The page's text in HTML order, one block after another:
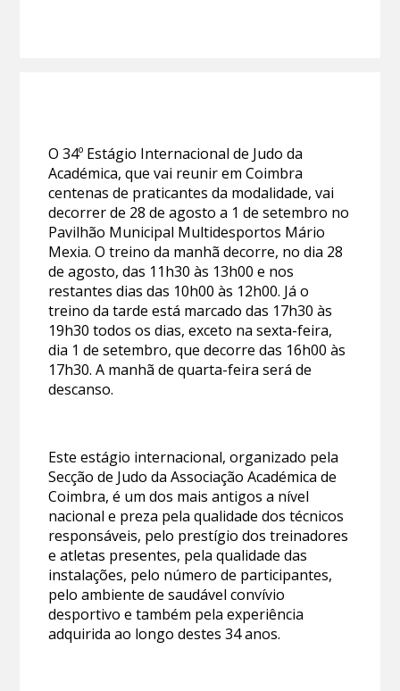
O 34º Estágio Internacional de Judo da
Académica, que vai reunir em Coimbra
centenas de praticantes da modalidade, vai
decorrer de 28 de agosto a 1 de setembro no
Pavilhão Municipal Multidesportos Mário
Mexia. O treino da manhã decorre, no dia 28
de agosto, das 11h30 às 13h00 e nos
restantes dias das 10h00 às 12h00. Já o
treino da tarde está marcado das 17h30 às
19h30 todos os dias, exceto na sexta-feira,
dia 1 de setembro, que decorre das 16h00 às
17h30. A manhã de quarta-feira será de
descanso.
Este estágio internacional, organizado pela
Secção de Judo da Associação Académica de
Coimbra, é um dos mais antigos a nível
nacional e preza pela qualidade dos técnicos
responsáveis, pelo prestígio dos treinadores
e atletas presentes, pela qualidade das
instalações, pelo número de participantes,
pelo ambiente de saudável convívio
desportivo e também pela experiência
adquirida ao longo destes 34 anos.